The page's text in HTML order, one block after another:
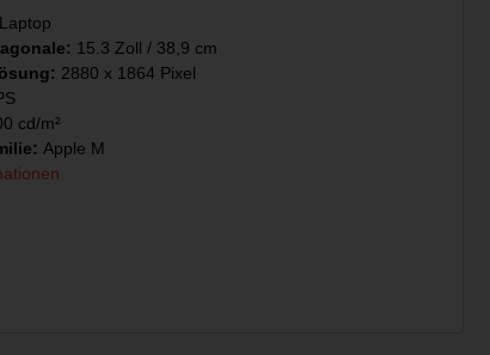
Laptop
15.3 Zoll / 38,9 cm
2880 x 1864 Pixel
cd/m²
Apple M